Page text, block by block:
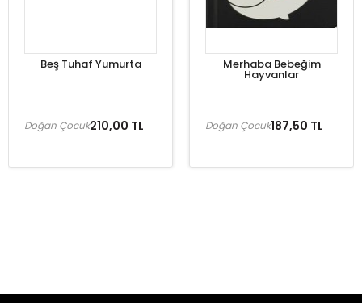
Beş Tuhaf Yumurta
210,00 TL
Doğan Çocuk
Merhaba Bebeğim
Hayvanlar
187,50 TL
Doğan Çocuk